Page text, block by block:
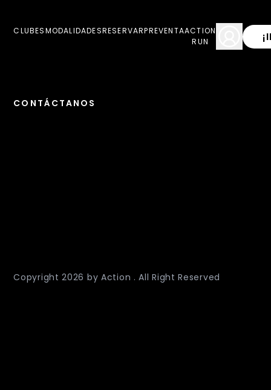
CLUBESMODALIDADESRESERVARPREVENTAACTION
RUN
CONTÁCTANOS
Copyright2026 by Action . All Right Reserved